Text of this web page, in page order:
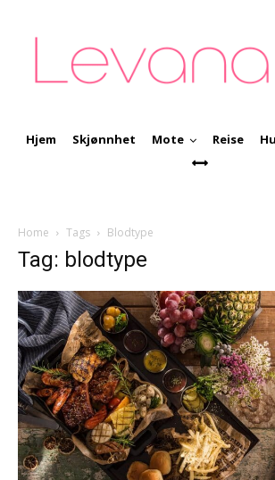
Hjem Skjønnhet Mote Reise
Home Tags Blodtype
Tag: blodtype